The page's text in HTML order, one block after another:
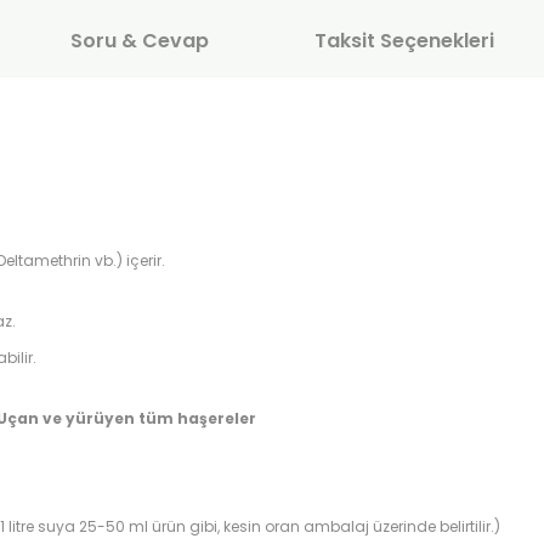
Soru & Cevap Taksit Seçenekleri
vb.) içerir.
ve yürüyen tüm haşereler
litre suya 25-50 ml ürün gibi, kesin oran ambalaj üzerinde belirtilir.)